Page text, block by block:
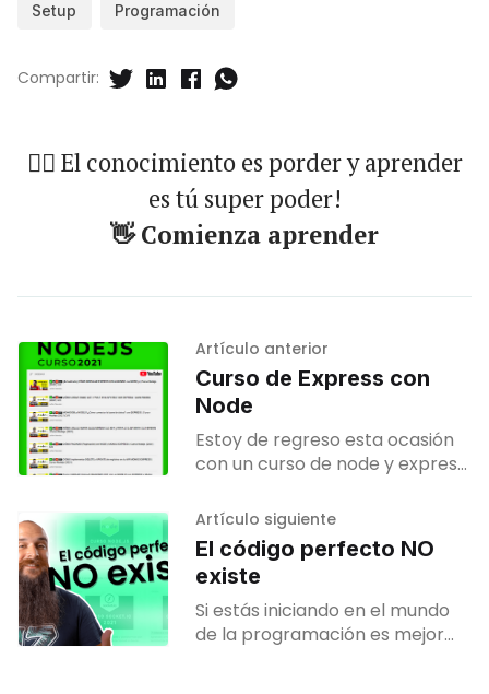
Setup Programación
Compartir:
🐱‍🏍 El conocimiento es porder y aprender
es tú super poder!
👋 Comienza aprender
Artículo anterior
Curso de Express con
Node
Estoy de regreso esta ocasión
con un curso de node y express
complementar los
conocimientos que adquiriste
con los tutoriales
Artículo siguiente
El código perfecto NO
existe
Si estás iniciando en el mundo
de la programación es mejor